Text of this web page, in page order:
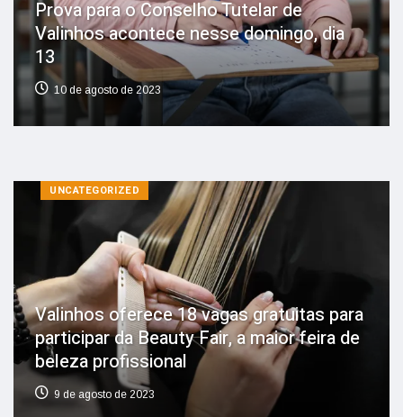
Prova para o Conselho Tutelar de
Valinhos acontece nesse domingo, dia
13
10 de agosto de 2023
UNCATEGORIZED
Valinhos oferece 18 vagas gratuitas para
participar da Beauty Fair, a maior feira de
beleza profissional
9 de agosto de 2023